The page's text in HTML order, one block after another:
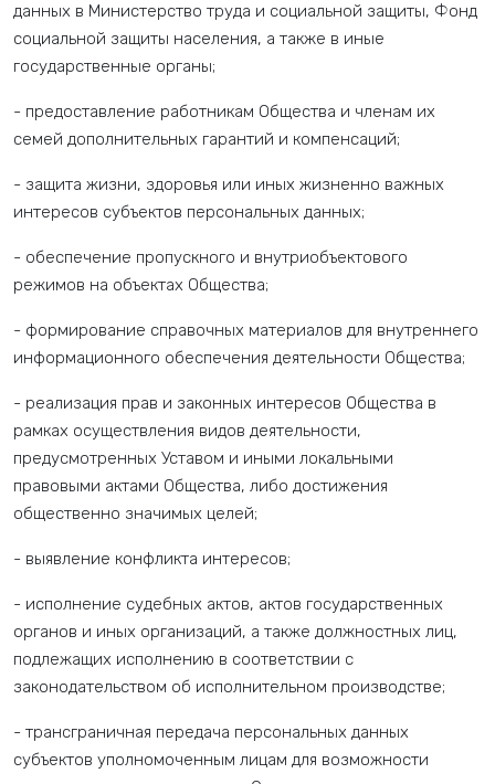
данных в Министерство труда и социальной защиты, Фонд
социальной защиты населения, а также в иные
государственные органы;
- предоставление работникам Общества и членам их
семей дополнительных гарантий и компенсаций;
- защита жизни, здоровья или иных жизненно важных
интересов субъектов персональных данных;
- обеспечение пропускного и внутриобъектового
режимов на объектах Общества;
- формирование справочных материалов для внутреннего
информационного обеспечения деятельности Общества;
- реализация прав и законных интересов Общества в
рамках осуществления видов деятельности,
предусмотренных Уставом и иными локальными
правовыми актами Общества, либо достижения
общественно значимых целей;
- выявление конфликта интересов;
- исполнение судебных актов, актов государственных
органов и иных организаций, а также должностных лиц,
подлежащих исполнению в соответствии с
законодательством об исполнительном производстве;
- трансграничная передача персональных данных
субъектов уполномоченным лицам для возможности